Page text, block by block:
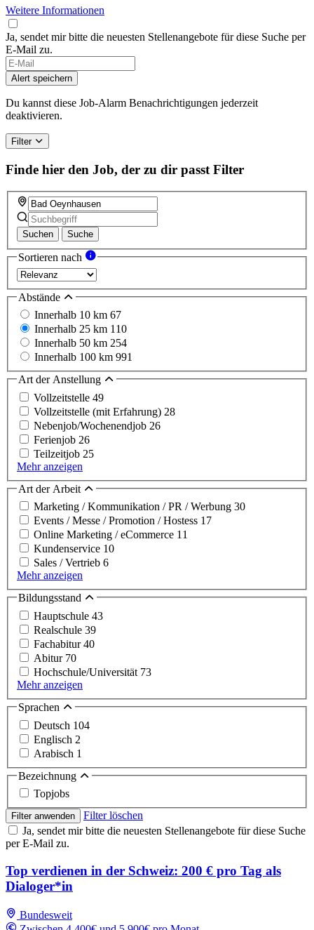
Weitere Informationen
Ja, sendet mir bitte die neuesten Stellenangebote für diese Suche per
E-Mail zu.
If
you
are
a
human,
this
field
Alert speichern
Du kannst diese Job-Alarm Benachrichtigungen jederzeit
deaktivieren.
Filter
Finde hier den Job, der zu dir passt Filter
Suchen Suche
Sortieren nach
Abstände
Innerhalb 10 km 67
Innerhalb 25 km 110
Innerhalb 50 km 254
Innerhalb 100 km 991
Art der Anstellung
Vollzeitstelle 49
Vollzeitstelle (mit Erfahrung) 28
Nebenjob/Wochenendjob 26
Ferienjob 26
Teilzeitjob 25
Mehr anzeigen
Art der Arbeit
Marketing / Kommunikation / PR / Werbung 30
Events / Messe / Promotion / Hostess 17
Online Marketing / eCommerce 11
Kundenservice 10
Sales / Vertrieb 6
Mehr anzeigen
Bildungsstand
Hauptschule 43
Realschule 39
Fachabitur40
Abitur 70
Hochschule/Universität 73
Mehr anzeigen
Sprachen
Deutsch 104
Englisch 2
Arabisch 1
Bezeichnung
Topjobs
Filter anwenden
Filter löschen
Ja, sendet mir bitte die neuesten Stellenangebote für diese Suche
per E-Mail zu.
Top verdienen in der Schweiz: 200 € pro Tag als
Dialoger*in
Bundesweit